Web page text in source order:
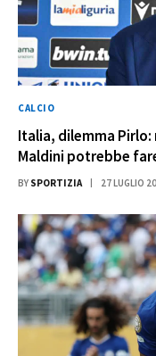
CALCIO
Italia, dilemma
Maldini potrebbe
BY SPORTIZIA 27 LUGLIO